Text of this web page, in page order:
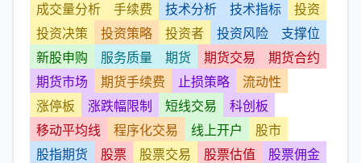
成交量分析
手续费 技术分析 技术指标
投资
投资决策
投资策略 投资者 投资风险
支撑位
新股申购
服务质量 期货 期货交易
期货合约
期货市场
期货手续费 止损策略
流动性
涨停板
涨跌幅限制 短线交易
科创板
移动平均线
程序化交易 线上开户
股市
股指期货
股票 股票交易 股票估值
股票佣金